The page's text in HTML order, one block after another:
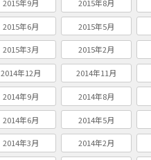
2015年9月 2015年8月
2015年6月 2015年5月
2015年3月 2015年2月
2014年12月 2014年11月
2014年9月 2014年8月
2014年6月 2014年5月
2014年3月 2014年2月